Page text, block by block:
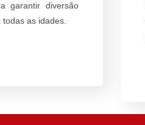
garantir diversão
as idades.